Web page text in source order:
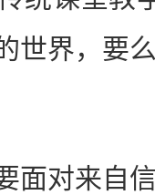
世界，要
对来自信